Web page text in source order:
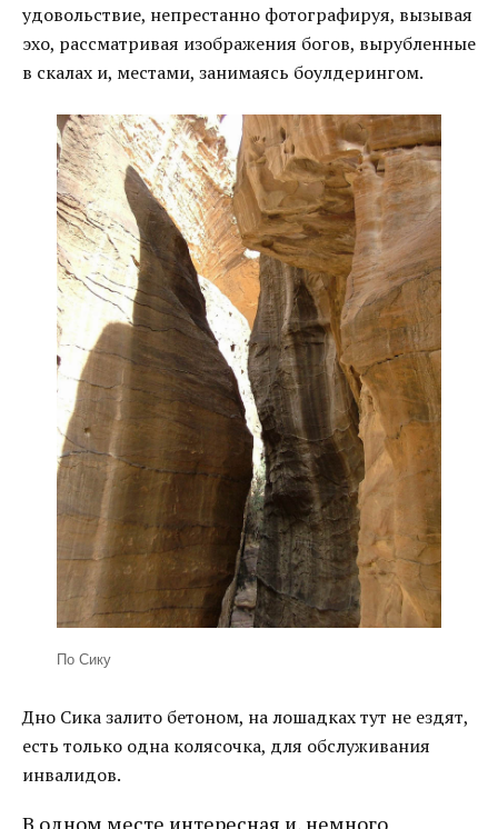
удовольствие, непрестанно фотографируя, вызывая
эхо, рассматривая изображения богов, вырубленные
в скалах и, местами, занимаясь боулдерингом.
По Сику
Дно Сика залито бетоном, на лошадках тут не ездят,
есть только одна колясочка, для обслуживания
инвалидов.